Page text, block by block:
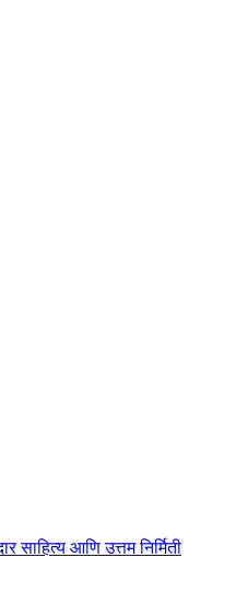
साहित्य आणि उत्तम निर्मिती